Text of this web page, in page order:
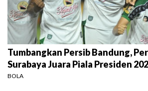
Tumbangkan Persib Bandung,
Surabaya Juara Piala Presiden
BOLA